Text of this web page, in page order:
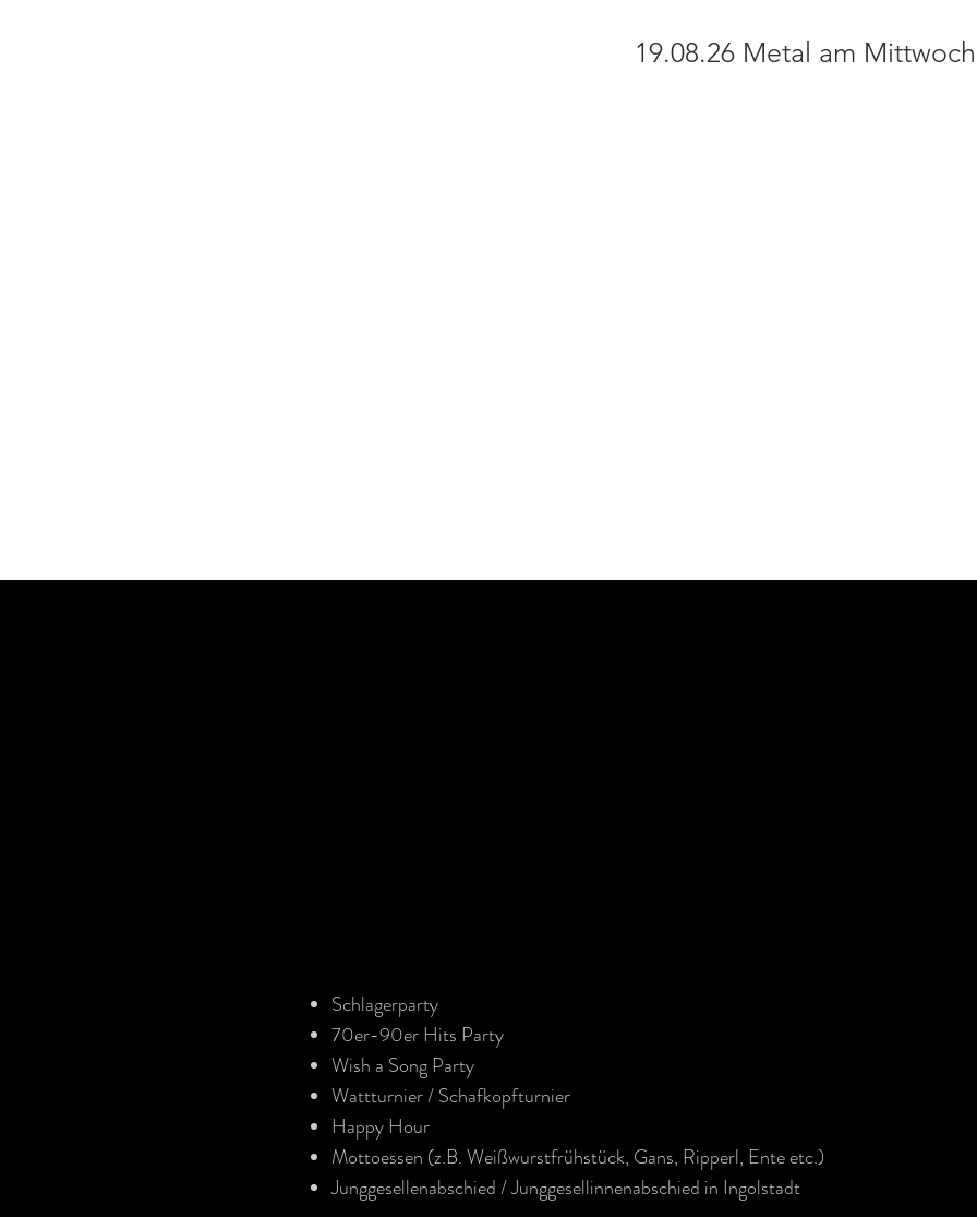
19.08.26 Metal am
Schlagerparty
70er-90er Hits Party
Wish a Song Party
Wattturnier / Schafkopfturnier
Happy Hour
Mottoessen (z.B. Weißwurstfrühstück, Gans, Ripperl, Ente etc.)
Junggesellenabschied / Junggesellinnenabschied in Ingolstadt